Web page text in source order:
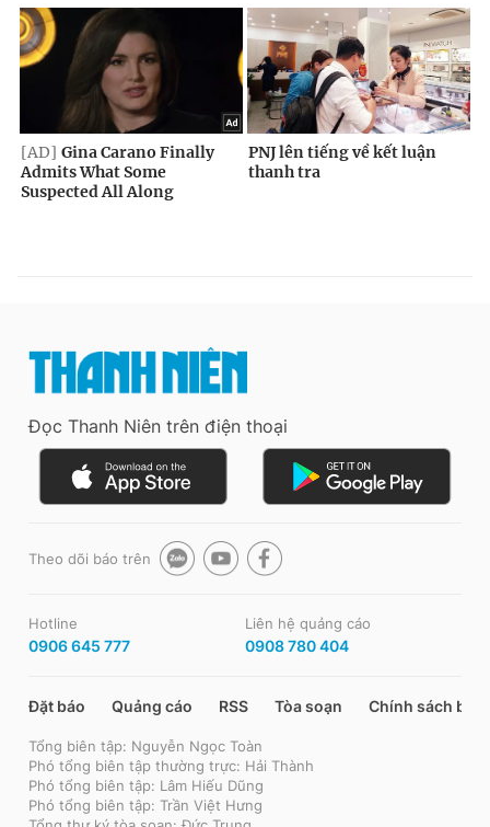
Đọc Thanh Niên trên điện thoại
Theo dõi báo trên
Hotline
0906 645 777
Liên hệ quảng cáo
0908 780 404
Đặt báo Quảng cáo RSS Tòa soạn Chính sách bảo
Tổng biên tập: Nguyễn Ngọc Toàn
Phó tổng biên tập thường trực: Hải Thành
Phó tổng biên tập: Lâm Hiếu Dũng
Phó tổng biên tập: Trần Việt Hưng